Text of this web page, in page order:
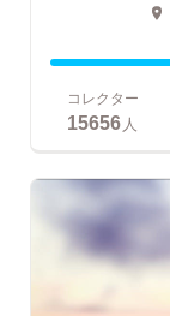
コレクター
15656 人